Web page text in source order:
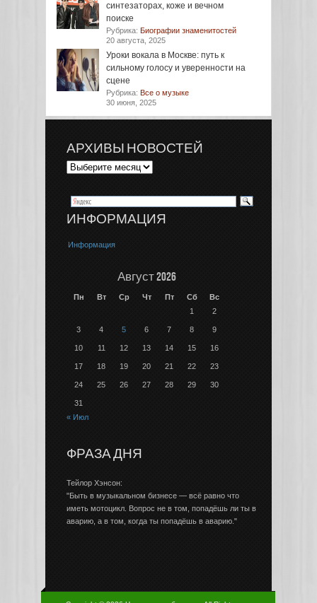
синтезаторах, коже и вечном
поиске
Рубрика: Биографии знаменитостей
20 августа, 2025
Уроки вокала в Москве: путь к
сильному голосу и уверенности на
сцене
Рубрика: Все о музыке
30 июня, 2025
АРХИВЫ НОВОСТЕЙ
ИНФОРМАЦИЯ
Информация
Август 2026
Пн Вт Ср Чт Пт Сб
Вс
1
2
3 4 5 6 7 8 9
10 11 12 13 14 15 16
17 18 19 20 21 22 23
24 25 26 27 28 29 30
31
« Июл
ФРАЗА ДНЯ
Тейлор Хэнсон:
"Быть в музыкальном бизнесе — всё равно что
иметь мотоцикл. Вопрос не в том, попадёшь ли ты в
аварию, а в том, когда ты попадёшь в аварию."